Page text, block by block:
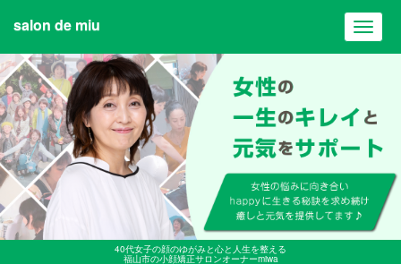
40代女子の顔のゆがみと心と人生を整える
福山市の小顔矯正サロンオーナーmiwa
salon de miu